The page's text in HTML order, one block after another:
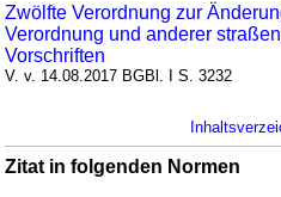
Zwölfte Verordnung zur
Verordnung und anderer
Vorschriften
V. v. 14.08.2017 BGBl. I S. 3232
Zitat in folgenden Normen